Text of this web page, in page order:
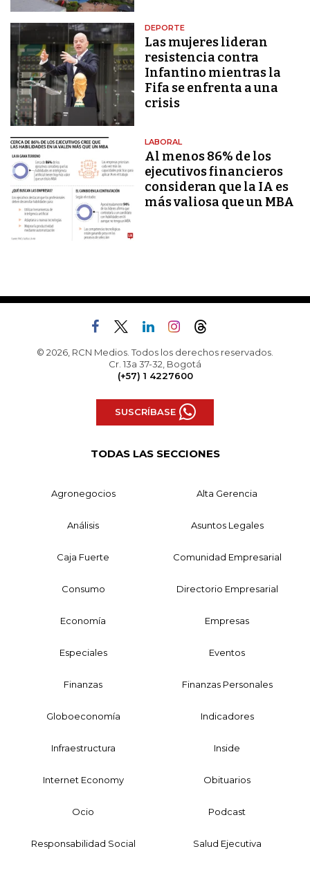
DEPORTE
Las mujeres lideran
resistencia contra
Infantino mientras la
Fifa se enfrenta a una
crisis
LABORAL
Al menos 86% de los
ejecutivos financieros
consideran que la IA es
más valiosa que un MBA
© 2026, RCN Medios. Todos los derechos reservados.
Cr. 13a 37-32, Bogotá
(+57) 1 4227600
SUSCRÍBASE
TODAS LAS SECCIONES
Agronegocios Alta Gerencia
Análisis Asuntos Legales
Caja Fuerte Comunidad Empresarial
Consumo Directorio Empresarial
Economía Empresas
Especiales Eventos
Finanzas Finanzas Personales
Globoeconomía Indicadores
Infraestructura Inside
Internet Economy Obituarios
Ocio Podcast
Responsabilidad Social Salud Ejecutiva